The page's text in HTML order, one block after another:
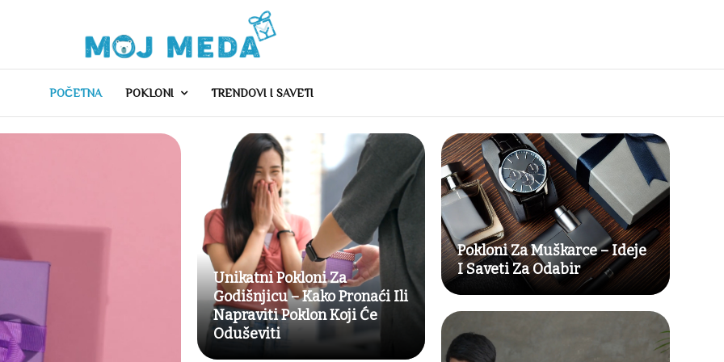
POČETNA POKLONI TRENDOVI I SAVETI
Unikatni Pokloni Za
Godišnjicu – Kako Pronaći Ili
Napraviti Poklon Koji Će
Oduševiti
Pokloni Za Muškarce – Ideje
I Saveti Za Odabir